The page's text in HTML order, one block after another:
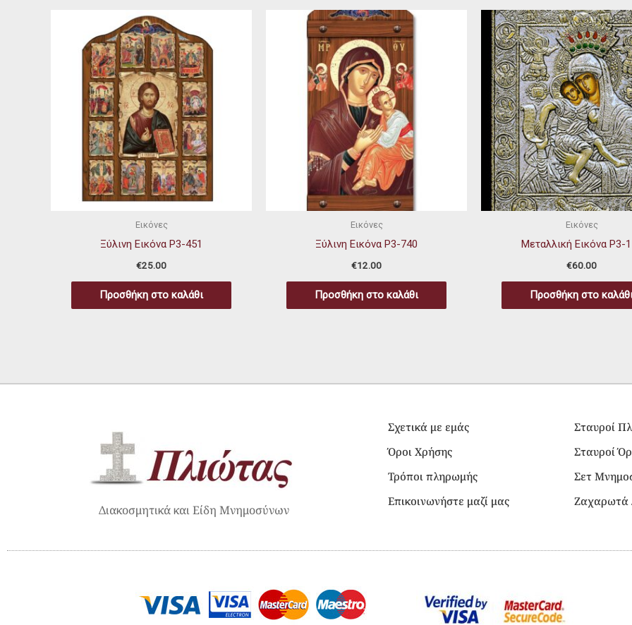
Εικόνες
Ξύλινη Εικόνα P3-451
€25.00
Προσθήκη στο καλάθι
Εικόνες
Ξύλινη Εικόνα P3-740
€12.00
Προσθήκη στο καλάθι
Εικόνες
Μεταλλική Εικόνα P3-
€60.00
Προσθήκη στο
Διακοσμητικά και Είδη Μνημοσύνων
Σχετικά με εμάς
Όροι Χρήσης
Τρόποι πληρωμής
Επικοινωνήστε μαζί μας
Σταυροί
Σταυροί
Σετ
Ζαχαρωτά